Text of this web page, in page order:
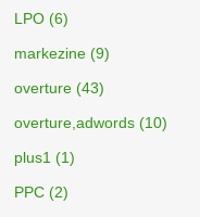
LPO (6)
markezine (9)
overture (43)
overture,adwords (10)
plus1 (1)
PPC (2)